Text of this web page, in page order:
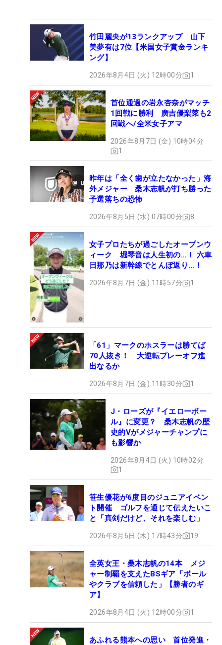
竹田麗央が13ランクアップ 山下
美夢有は7位【米国女子賞金ランキ
ング】
2026年8月4日 (火) 12時00分 1
首位通過の岩永杏奈がマッチ
1回戦に勝利 廣吉優梨菜も2
回戦へ/全米女子アマ
2026年8月7日 (金) 10時04分
1
昨年は「全く歯が立たなかった」海
外メジャー 桑木志帆が打ち勝った
予選落ちの恐怖
2026年8月5日 (水) 07時00分 8
女子プロたちが過ごしたオープンウ
ィーク 堀琴音は人生初の…！ 六車
日那乃は新幹線でとんぼ返り…！
2026年8月7日 (金) 11時57分 1
「61」マークのホスラーは勝てば
70人抜き！ 大逆転プレーオフ進
出なるか
2026年8月7日 (金) 11時30分 1
J・ローズが『イエローボー
ル』に変更？ 桑木志帆の歴
史的Vがメジャーチャンプに
も影響か
2026年8月4日 (火) 10時02分
1
笹生優花が6度目のジュニアイベン
ト開催 ゴルフを通じて伝えたいこ
と「真剣だけど、それを楽しむ」
2026年8月6日 (木) 17時43分 19
全英女王・桑木志帆の14本 メジ
ャー制覇を支えたBSギア「ボール
やクラブを信頼した」【勝者のギ
ア】
2026年8月4日 (火) 12時00分 1
あふれる熊本への思い 首位発進・